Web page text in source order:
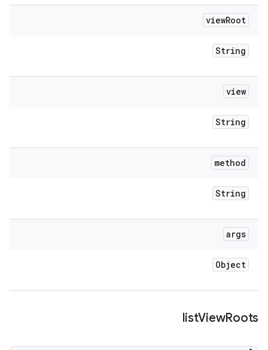
viewRoot
String
view
String
method
String
args
Object
listViewRoots